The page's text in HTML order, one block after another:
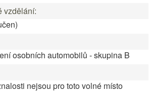
vzdělání:
osobních automobilů - skupina B
nejsou pro toto volné místo